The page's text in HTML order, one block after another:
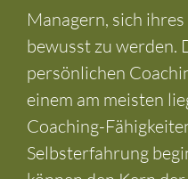
über die Techniken
Managern, sich
bewusst zu werden.
persönlichen
einem am meisten
Coaching-
Selbsterfahrung